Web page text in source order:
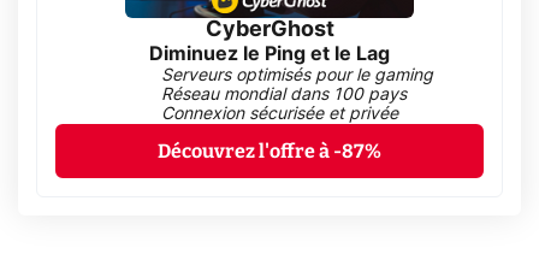
CyberGhost
Diminuez le Ping et le Lag
Serveurs optimisés pour le gaming
Réseau mondial dans 100 pays
Connexion sécurisée et privée
Découvrez l'offre à -87%